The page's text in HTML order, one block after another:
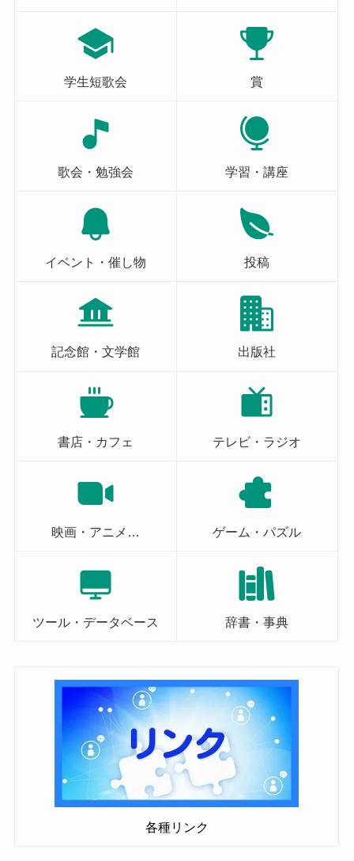
学生短歌会 賞
歌会・勉強会 学習・講座
イベント・催し物 投稿
記念館・文学館 出版社
書店・カフェ テレビ・ラジオ
映画・アニメ… ゲーム・パズル
ツール・データベース 辞書・事典
各種リンク